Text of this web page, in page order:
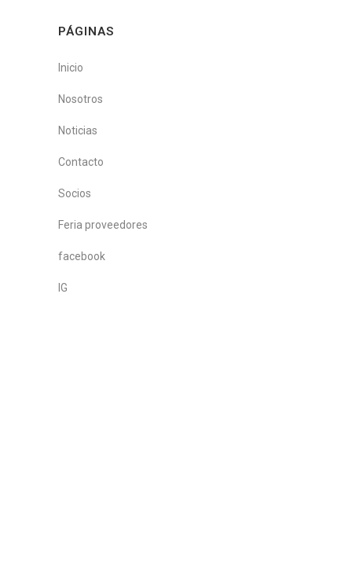
PÁGINAS
Inicio
Nosotros
Noticias
Contacto
Socios
Feria proveedores
facebook
IG